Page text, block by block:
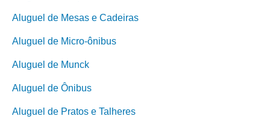
Aluguel de Mesas e Cadeiras
Aluguel de Micro-ônibus
Aluguel de Munck
Aluguel de Ônibus
Aluguel de Pratos e Talheres